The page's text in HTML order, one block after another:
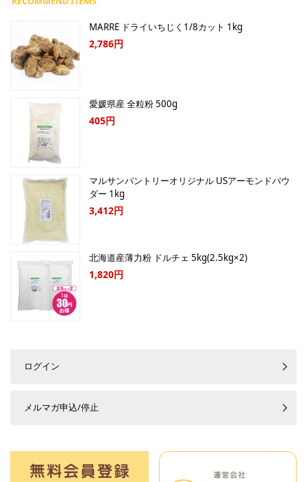
MARRE ドライいちじく1/8カット 1kg
2,786円
愛媛県産 全粒粉 500g
405円
マルサンパントリーオリジナル USアーモンドパウ
ダー 1kg
3,412円
北海道産薄力粉 ドルチェ 5kg(2.5kg×2)
1,820円
ログイン
メルマガ申込/停止